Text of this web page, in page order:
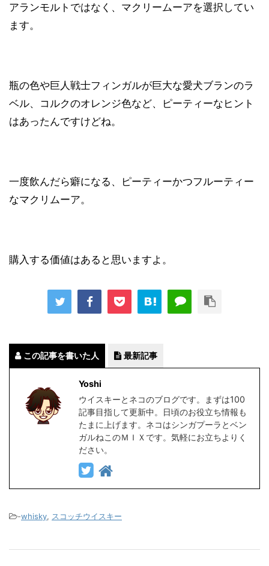
アランモルトではなく、マクリームーアを選択してい
ます。
瓶の色や巨人戦士フィンガルが巨大な愛犬ブランのラ
ベル、コルクのオレンジ色など、ピーティーなヒント
はあったんですけどね。
一度飲んだら癖になる、ピーティーかつフルーティー
なマクリムーア。
購入する価値はあると思いますよ。
この記事を書いた人 最新記事
Yoshi
ウイスキーとネコのブログです。まずは100
記事目指して更新中。日頃のお役立ち情報も
たまに上げます。ネコはシンガプーラとベン
ガルねこのＭＩＸです。気軽にお立ちよりく
ださい。
-whisky, スコッチウイスキー